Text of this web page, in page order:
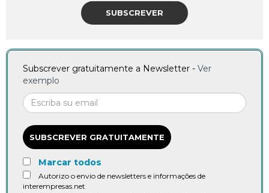
SUBSCREVER
Subscrever gratuitamente a Newsletter - Ver
exemplo
SUBSCREVER GRATUITAMENTE
Marcar todos
Autorizo o envio de newsletters e informações de
interempresas.net